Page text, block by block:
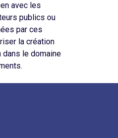
avec les
publics ou
par ces
la création
dans le domaine